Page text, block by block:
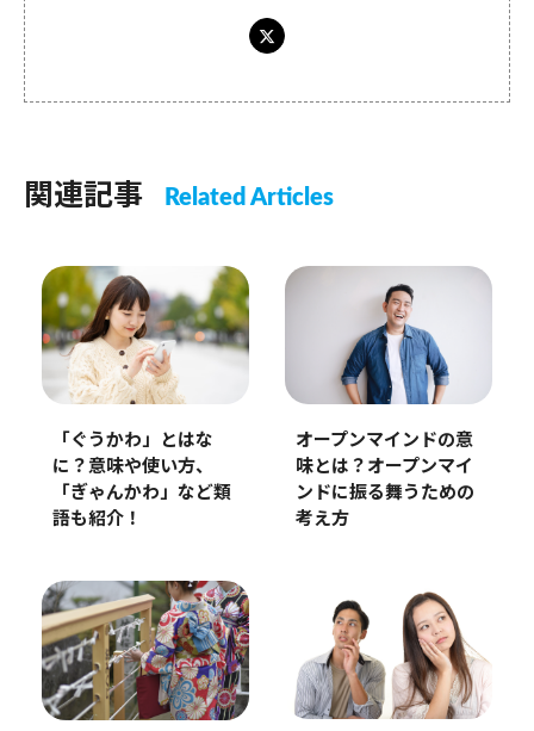
関連記事 Related Articles
「ぐうかわ」とはな
に？意味や使い方、
「ぎゃんかわ」など類
語も紹介！
オープンマインドの意
味とは？オープンマイ
ンドに振る舞うための
考え方